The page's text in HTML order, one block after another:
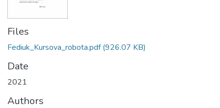
Files
Fediuk_Kursova_robota.pdf(926.07 KB)
Date
2021
Authors